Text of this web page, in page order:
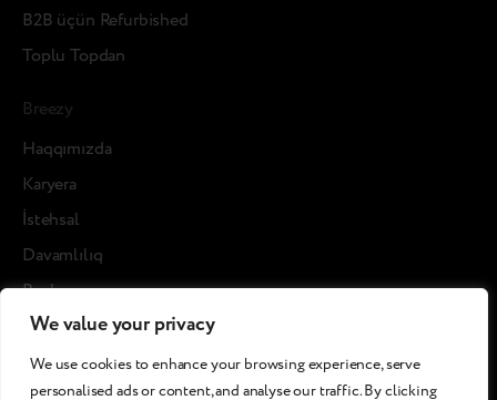
We value your privacy
We use cookies to enhance your browsing experience, serve
personalised ads or content, and analyse our traffic. By clicking
B2B üçün Refurbished
Toplu Topdan
Breezy
Haqqımızda
Karyera
İstehsal
Davamlılıq
Rəylər
Cases